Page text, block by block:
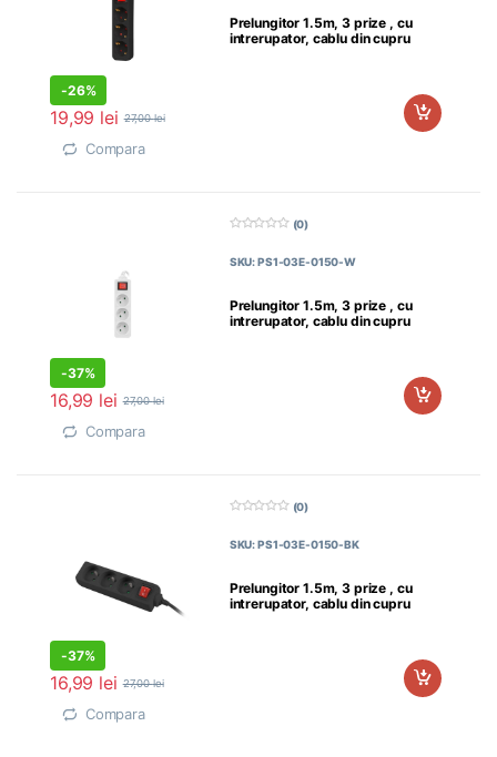
-26%
Prelungitor 1.5m, 3 prize , cu
intrerupator, cablu din cupru
19,99 lei 27,00lei
Compara
-37%
Prelungitor 1.5m, 3 prize , cu
intrerupator, cablu din cupru
i
(0)
SKU: PS1-03E-0150-W
16,99 lei 27,00lei
Compara
-37%
Prelungitor 1.5m, 3 prize , cu
intrerupator, cablu din cupru
i
(0)
SKU: PS1-03E-0150-BK
16,99 lei 27,00lei
Compara